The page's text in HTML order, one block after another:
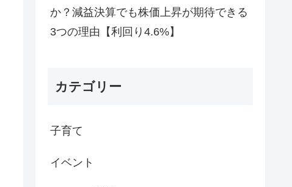
か？減益決算でも株価上昇が期待できる
3つの理由【利回り4.6%】
カテゴリー
子育て
イベント